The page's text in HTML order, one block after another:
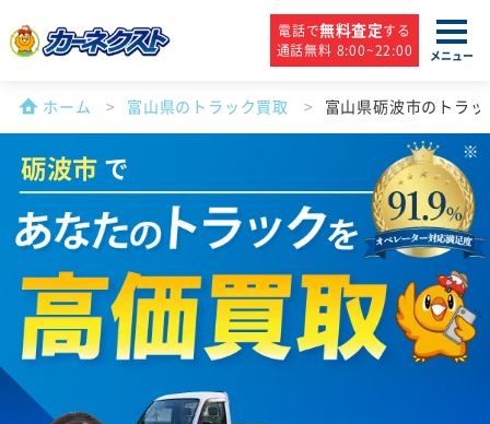
電話で無料査定する
通話無料 8:00~22:00
メニュー
ホーム 富山県のトラック買取 富山県砺波市のトラ
砺波市 で